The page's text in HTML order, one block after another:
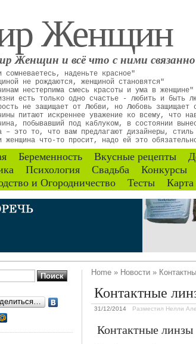
Женщин
Женщин и всё что с ними связанно
сомневаетесь, наденьте красное"
не рождаются, женщиной становятся"
нестерпима смесь красоты и ума в женщине"
есть только одно счастье - любить и быть
не защищает от Любви, но Любовь защищает
питают искреннее уважение ко всему, что
побывавший под каблуком, в состоянии
– это то, что вам предлагают дизайнеры,
женщина что-то просит, надо ей это
Беременность Вкусные рецепты
Психология Свадьба Конкурсы
и Огородничество
Тесты Карта
Home » Новости »
Контактные
31/12/2014 Разместил Нелли
Контактные линзы